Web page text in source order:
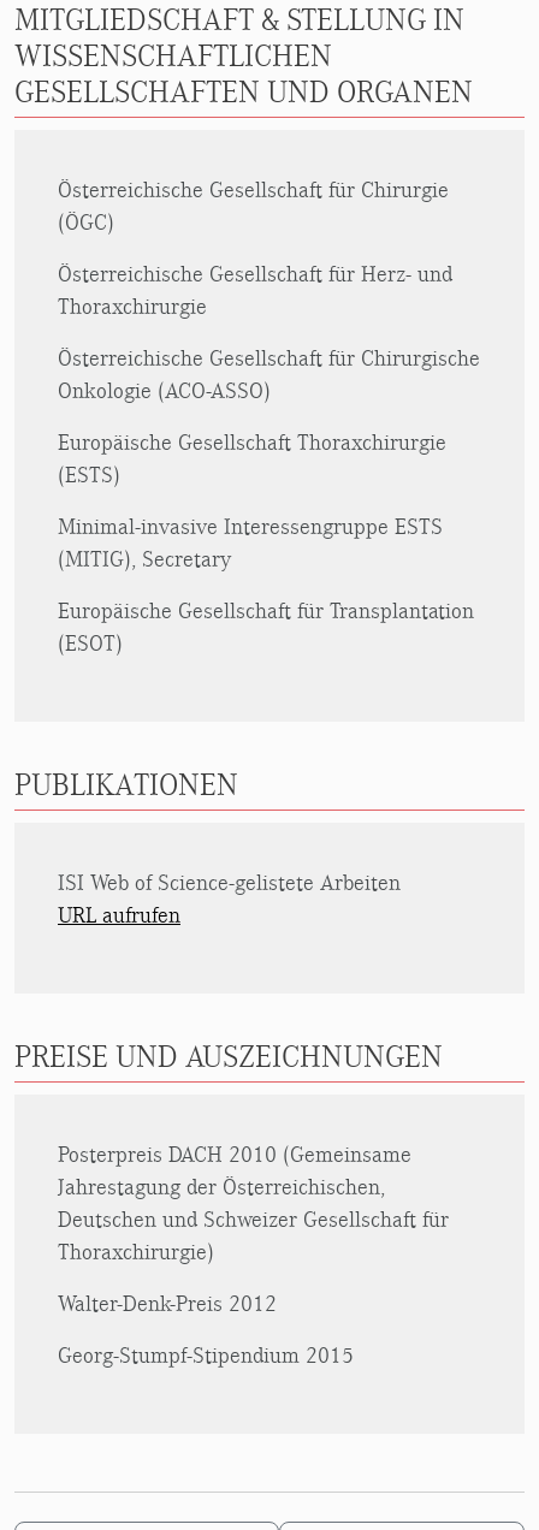
MITGLIEDSCHAFT & STELLUNG IN
WISSENSCHAFTLICHEN
GESELLSCHAFTEN UND ORGANEN
Österreichische Gesellschaft für Chirurgie
(ÖGC)
Österreichische Gesellschaft für Herz- und
Thoraxchirurgie
Österreichische Gesellschaft für Chirurgische
Onkologie (ACO-ASSO)
Europäische Gesellschaft Thoraxchirurgie
(ESTS)
Minimal-invasive Interessengruppe ESTS
(MITIG), Secretary
Europäische Gesellschaft für Transplantation
(ESOT)
PUBLIKATIONEN
ISI Web of Science-gelistete Arbeiten
URL aufrufen
PREISE UND AUSZEICHNUNGEN
Posterpreis DACH 2010 (Gemeinsame
Jahrestagung der Österreichischen,
Deutschen und Schweizer Gesellschaft für
Thoraxchirurgie)
Walter-Denk-Preis 2012
Georg-Stumpf-Stipendium 2015